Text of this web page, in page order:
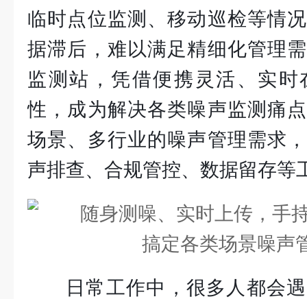
临时点位监测、移动巡检等情
据滞后，难以满足精细化管理
监测站，凭借便携灵活、实
性，成为解决各类噪声监测痛
场景、多行业的噪声管理需求
声排查、合规管控、数据留存等
日常工作中，很多人都会